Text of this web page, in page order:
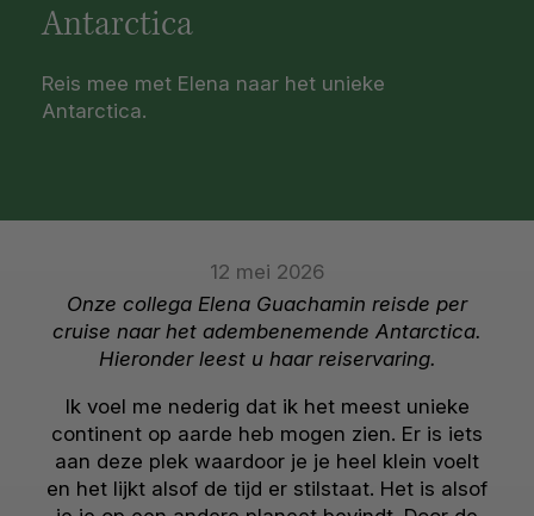
Antarctica
Reis mee met Elena naar het unieke
Antarctica.
12 mei 2026
Onze collega Elena Guachamin reisde per
cruise naar het adembenemende Antarctica.
Hieronder leest u haar reiservaring.
Ik voel me nederig dat ik het meest unieke
continent op aarde heb mogen zien. Er is iets
aan deze plek waardoor je je heel klein voelt
en het lijkt alsof de tijd er stilstaat. Het is alsof